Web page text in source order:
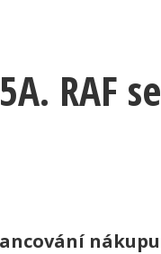
RAF se
nákupu